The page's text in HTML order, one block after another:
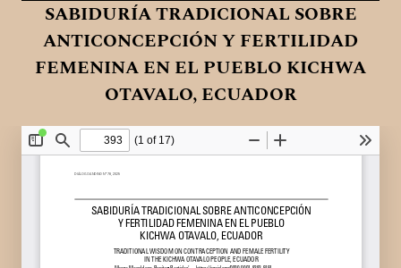
SABIDURÍA TRADICIONAL SOBRE
ANTICONCEPCIÓN Y FERTILIDAD
FEMENINA EN EL PUEBLO KICHWA
OTAVALO, ECUADOR